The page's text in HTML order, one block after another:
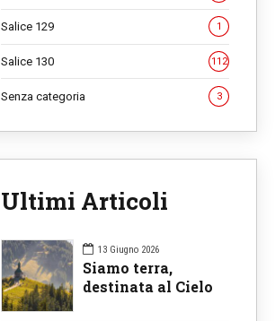
Salice 129 1
Salice 130 112
Senza categoria 3
Ultimi Articoli
13 Giugno 2026
Siamo terra,
destinata al Cielo